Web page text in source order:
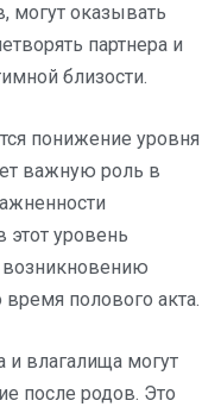
могут оказывать
партнера и
близости.
понижение уровня
важную роль в
этот уровень
возникновению
полового акта.
влагалища могут
после родов. Это